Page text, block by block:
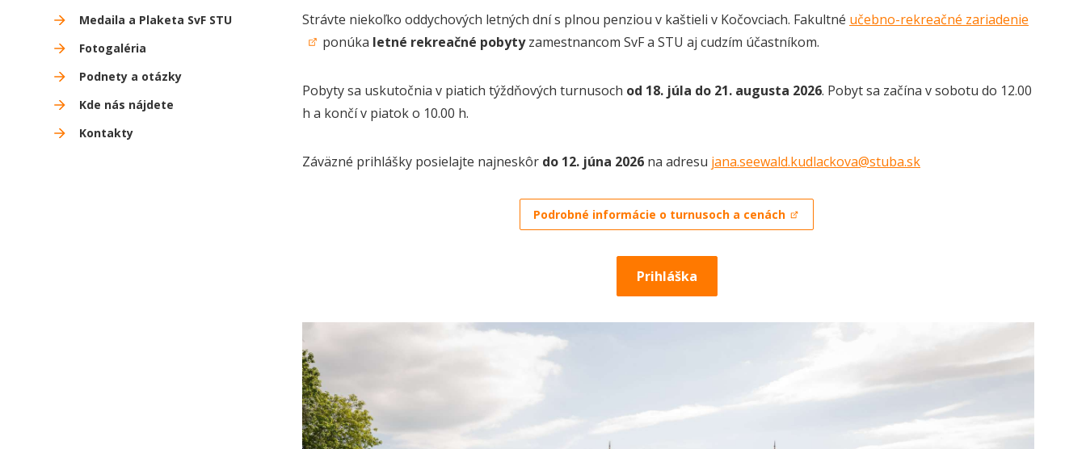
Medaila a Plaketa SvF STU
Fotogaléria
Podnety a otázky
Kde nás nájdete
Kontakty
Strávte niekoľko oddychových letných dní s plnou penziou v kaštieli v Kočovciach. Fakultné učebno-rekreačné zariadenie
ponúka letné rekreačné pobytyzamestnancom SvF a STU aj cudzím účastníkom.
Pobyty sa uskutočnia v piatich týždňových turnusoch od 18. júla do 21. augusta 2026. Pobyt sa začína v sobotu do 12.00
h a končí v piatok o 10.00 h.
Záväzné prihlášky posielajte najneskôr do 12. júna 2026 na adresu jana.seewald.kudlackova@stuba.sk
Podrobné informácie o turnusoch a cenách
Prihláška